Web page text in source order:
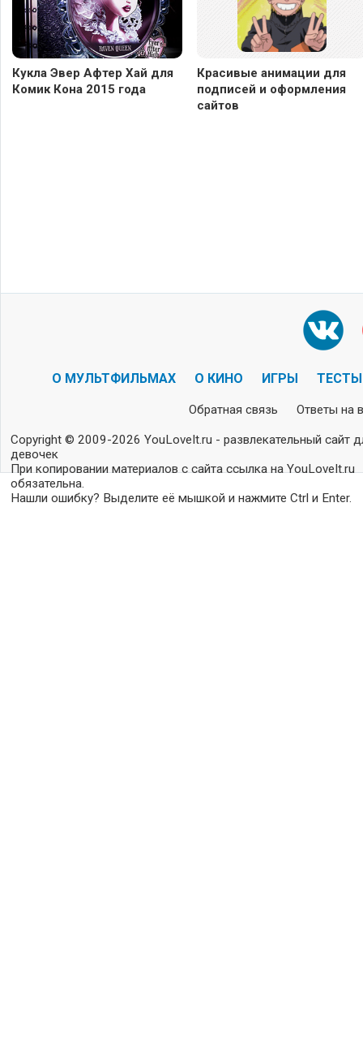
Кукла Эвер Афтер Хай для
Комик Кона 2015 года
Красивые анимации для
подписей и оформления
сайтов
О МУЛЬТФИЛЬМАХ О КИНО ИГРЫ ТЕСТЫ
Обратная связь Ответы на
Copyright © 2009-2026 YouLoveIt.ru - развлекательный сайт
девочек
При копировании материалов с сайта ссылка на YouLoveIt.ru
обязательна.
Нашли ошибку? Выделите её мышкой и нажмите Ctrl и Enter.